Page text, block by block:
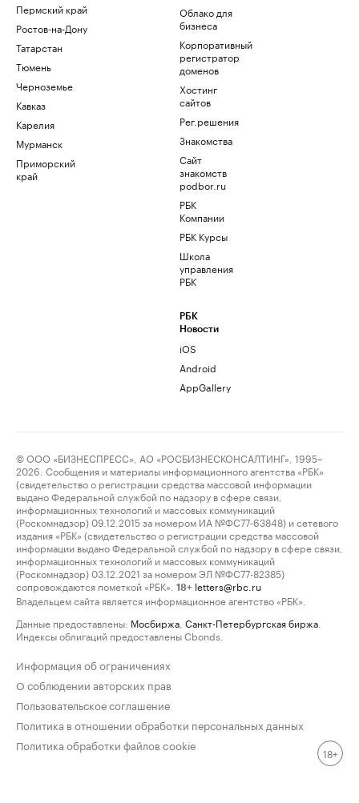
Пермский край
Ростов-на-Дону
Татарстан
Тюмень
Черноземье
Кавказ
Карелия
Мурманск
Приморский
край
Облако для
бизнеса
Корпоративный
регистратор
доменов
Хостинг
сайтов
Рег.решения
Знакомства
Сайт
знакомств
podbor.ru
РБК
Компании
РБК Курсы
Школа
управления
РБК
РБК
Новости
iOS
Android
AppGallery
© ООО «БИЗНЕСПРЕСС», АО «РОСБИЗНЕСКОНСАЛТИНГ», 1995–
2026. Сообщения и материалы информационного агентства «РБК»
(свидетельство о регистрации средства массовой информации
выдано Федеральной службой по надзору в сфере связи,
информационных технологий и массовых коммуникаций
(Роскомнадзор) 09.12.2015 за номером ИА №ФС77-63848) и сетевого
издания «РБК» (свидетельство о регистрации средства массовой
информации выдано Федеральной службой по надзору в сфере связи,
информационных технологий и массовых коммуникаций
(Роскомнадзор) 03.12.2021 за номером ЭЛ №ФС77-82385)
сопровождаются пометкой «РБК».
18+ letters@rbc.ru
Владельцем сайта является информационное агентство «РБК».
Данные предоставлены: Мосбиржа Санкт-Петербургская биржа
Индексы облигаций предоставлены Cbonds.
Информация об ограничениях
О соблюдении авторских прав
Пользовательское соглашение
Политика в отношении обработки персональных данных
Политика обработки файлов cookie
18+